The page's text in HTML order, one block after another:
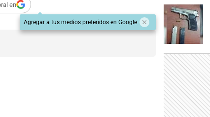
en
Agregar a tus medios preferidos en Google